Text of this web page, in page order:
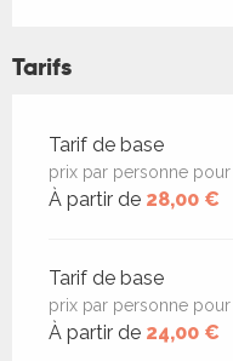
Tarifs
Tarifs 2026
Tarif de base
prix par personne
À partir de 28,00 €
Tarif de base
prix par personne
À partir de 24,00 €